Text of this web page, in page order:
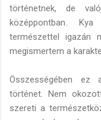
történetnek, de
középpontban.
természettel igazán
megismertem a
Összességében ez
történet. Nem
szereti a